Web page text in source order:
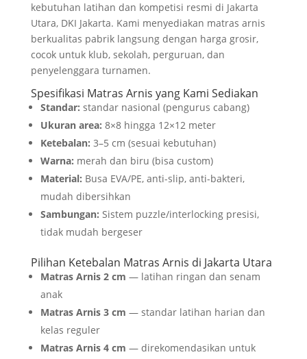
kebutuhan latihan dan kompetisi resmi di Jakarta
Utara, DKI Jakarta. Kami menyediakan matras arnis
berkualitas pabrik langsung dengan harga grosir,
cocok untuk klub, sekolah, perguruan, dan
penyelenggara turnamen.
Spesifikasi Matras Arnis yang Kami Sediakan
Standar: standar nasional (pengurus cabang)
Ukuran area: 8×8 hingga 12×12 meter
Ketebalan: 3–5 cm (sesuai kebutuhan)
Warna: merah dan biru (bisa custom)
Material: Busa EVA/PE, anti-slip, anti-bakteri,
mudah dibersihkan
Sambungan: Sistem puzzle/interlocking presisi,
tidak mudah bergeser
Pilihan Ketebalan Matras Arnis di Jakarta Utara
Matras Arnis 2 cm — latihan ringan dan senam
anak
Matras Arnis 3 cm — standar latihan harian dan
kelas reguler
Matras Arnis 4 cm — direkomendasikan untuk